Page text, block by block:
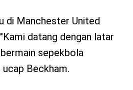
di Manchester United
datang dengan latar
sepekbola
ucap Beckham.